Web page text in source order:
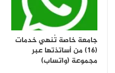
جامعة خاصة تُنهي خدمات
(16) من أساتذتها عبر
مجموعة (واتساب)